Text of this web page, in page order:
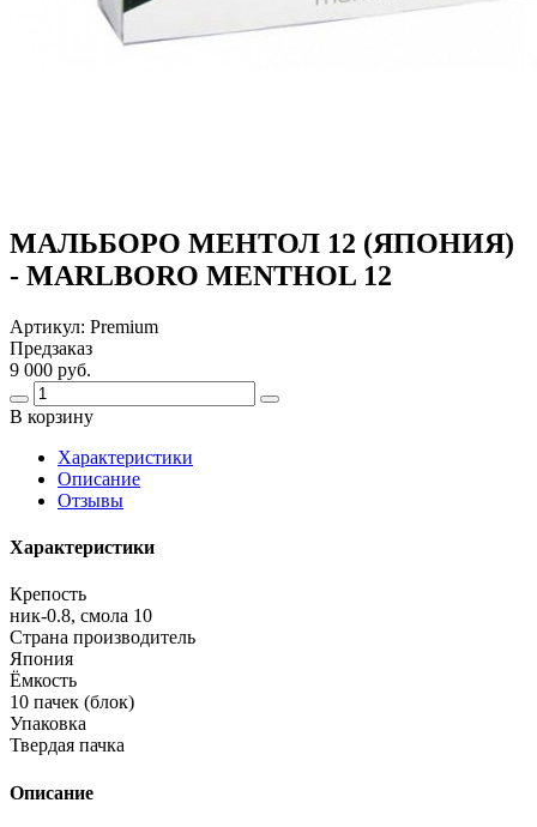
МАЛЬБОРО МЕНТОЛ 12 (ЯПОНИЯ)
- MARLBORO MENTHOL 12
Артикул: Premium
Предзаказ
9 000 руб.
В корзину
Харaктеристики
Описание
Отзывы
Характеристики
Крепость
ник-0.8, смола 10
Страна производитель
Япония
Ёмкость
10 пачек (блок)
Упаковка
Твердая пачка
Описание